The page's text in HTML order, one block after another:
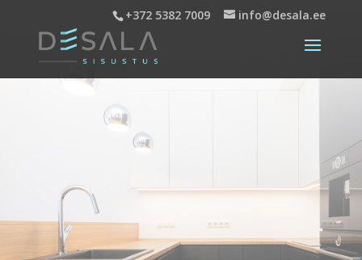
+372 5382 7009 info@desala.ee